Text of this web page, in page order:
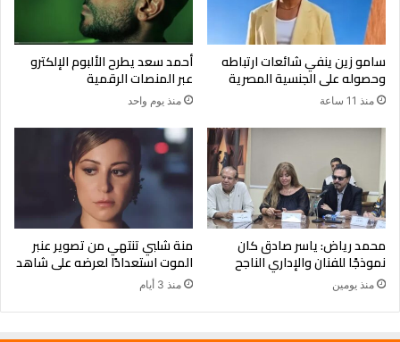
The third day, write down short
questions by used 5W questions
time yourself by give to yourself
one minute to speak and answer all
the questions and give to yourself
45 second, then 30 second and
finally 3 minutes to answers all the
سامو زين ينفي شائعات ارتباطه
وحصوله على الجنسية المصرية
منذ 11 ساعة
أحمد سعد يطرح الألبوم الإلكترو
عبر المنصات الرقمية
منذ يوم واحد
محمد رياض: ياسر صادق كان
نموذجًا للفنان والإداري الناجح
منذ يومين
منة شلبي تنتهي من تصوير عنبر
الموت استعدادًا لعرضه على شاهد
منذ 3 أيام